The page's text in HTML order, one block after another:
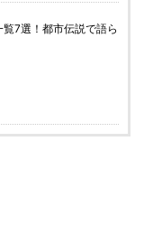
7選！都市伝説で語ら